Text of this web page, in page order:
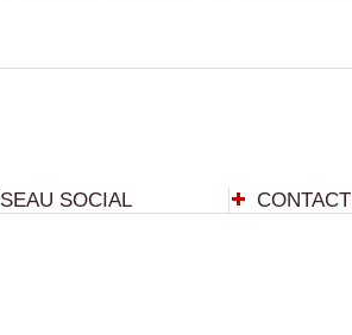
SOCIAL CONTACT